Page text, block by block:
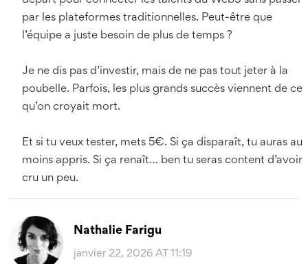
par les plateformes traditionnelles. Peut-être que
l’équipe a juste besoin de plus de temps ?
Je ne dis pas d’investir, mais de ne pas tout jeter à la
poubelle. Parfois, les plus grands succès viennent de ce
qu’on croyait mort.
Et si tu veux tester, mets 5€. Si ça disparaît, tu auras au
moins appris. Si ça renaît… ben tu seras content d’avoir
cru un peu.
Nathalie Farigu
janvier 22, 2026 AT 11:19